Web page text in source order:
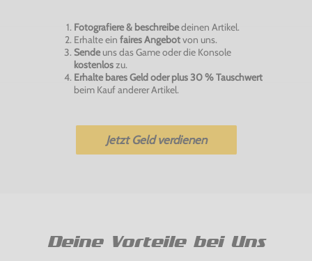
Fotografiere & beschreibedeinen Artikel.
Erhalte ein faires Angebotvon uns.
Sendeuns das Game oder die Konsole
kostenloszu.
Erhalte bares Geld oder plus 30 % Tauschwert
beim Kauf anderer Artikel.
Jetzt Geld verdienen
Deine Vorteile bei Uns